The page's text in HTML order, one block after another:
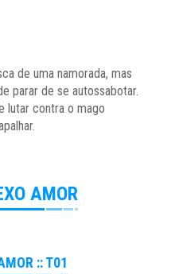
de uma namorada, mas
parar de se autossabotar.
lutar contra o mago
AMOR
:: T01